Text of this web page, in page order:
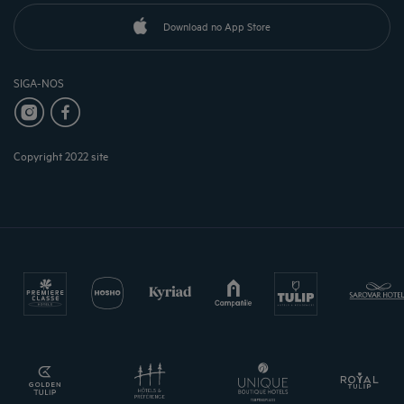
Download no App Store
SIGA-NOS
Copyright 2022 site